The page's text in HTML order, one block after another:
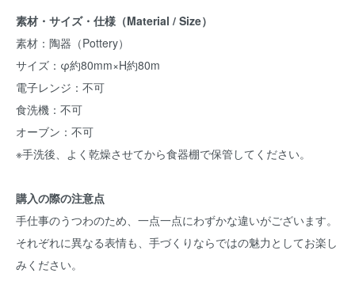
素材・サイズ・仕様（Material / Size）
素材：陶器（Pottery）
サイズ：φ約80mm×H約80m
電子レンジ：不可
食洗機：不可
オーブン：不可
※手洗後、よく乾燥させてから食器棚で保管してください。
購入の際の注意点
手仕事のうつわのため、一点一点にわずかな違いがございます。
それぞれに異なる表情も、手づくりならではの魅力としてお楽し
みください。